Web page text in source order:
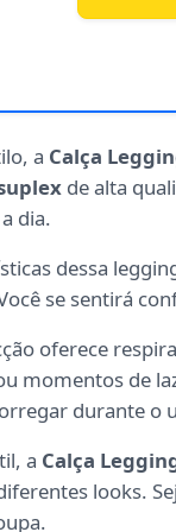
a Calça
de alta
dia.
dessa
se sentirá
oferece
momentos de
durante o
a Calça
looks.